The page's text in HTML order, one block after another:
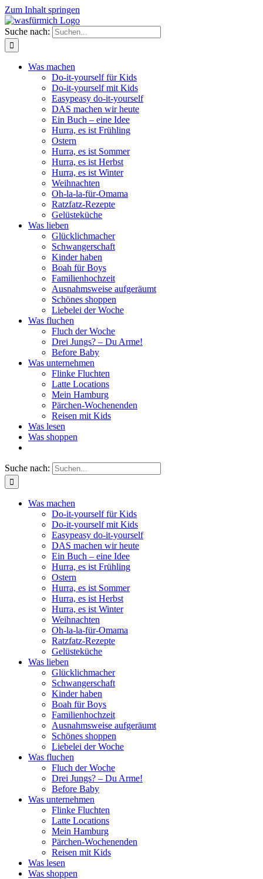
Zum Inhalt springen
Suche nach:
Was machen
Do-it-yourself für Kids
Do-it-yourself mit Kids
Easypeasy do-it-yourself
DAS machen wir heute
Ein Buch – eine Idee
Hurra, es ist Frühling
Ostern
Hurra, es ist Sommer
Hurra, es ist Herbst
Hurra, es ist Winter
Weihnachten
Oh-la-la-für-Omama
Ratzfatz-Rezepte
Gelüsteküche
Was lieben
Glücklichmacher
Schwangerschaft
Kinder haben
Boah für Boys
Familienhochzeit
Ausnahmsweise aufgeräumt
Schönes shoppen
Liebelei der Woche
Was fluchen
Fluch der Woche
Drei Jungs? – Du Arme!
Before Baby
Was unternehmen
Flinke Fluchten
Latte Locations
Mein Hamburg
Pärchen-Wochenenden
Reisen mit Kids
Was lesen
Was shoppen
Suche nach:
Was machen
Do-it-yourself für Kids
Do-it-yourself mit Kids
Easypeasy do-it-yourself
DAS machen wir heute
Ein Buch – eine Idee
Hurra, es ist Frühling
Ostern
Hurra, es ist Sommer
Hurra, es ist Herbst
Hurra, es ist Winter
Weihnachten
Oh-la-la-für-Omama
Ratzfatz-Rezepte
Gelüsteküche
Was lieben
Glücklichmacher
Schwangerschaft
Kinder haben
Boah für Boys
Familienhochzeit
Ausnahmsweise aufgeräumt
Schönes shoppen
Liebelei der Woche
Was fluchen
Fluch der Woche
Drei Jungs? – Du Arme!
Before Baby
Was unternehmen
Flinke Fluchten
Latte Locations
Mein Hamburg
Pärchen-Wochenenden
Reisen mit Kids
Was lesen
Was shoppen